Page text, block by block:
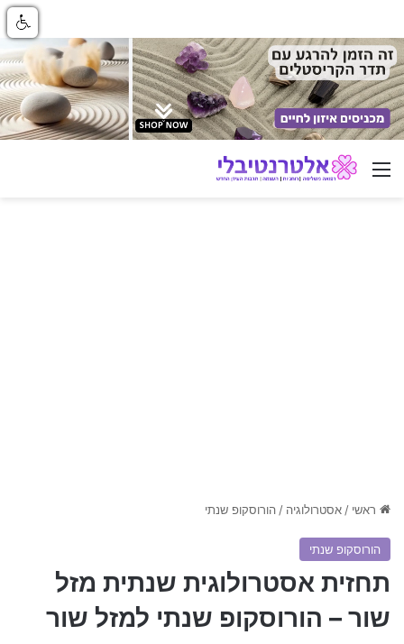
ניווט באתר
ראשי / אסטרולוגיה / הורוסקופ שנתי
הורוסקופ שנתי
תחזית אסטרולוגית שנתית מזל
שור – הורוסקופ שנתי למזל שור